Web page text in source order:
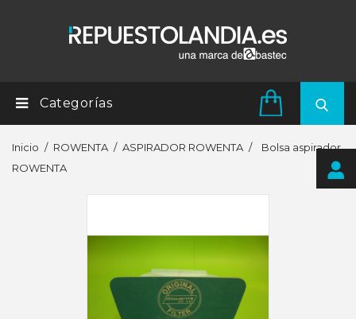
Categorías
Inicio ROWENTA ASPIRADOR ROWENTA
Bolsa aspirador
ROWENTA